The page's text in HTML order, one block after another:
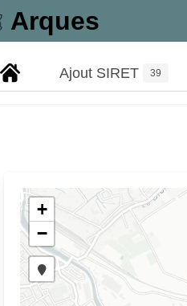
Arques
Ajout SIRET 39